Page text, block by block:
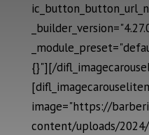
{}"][/
image="https://
content/uploads/